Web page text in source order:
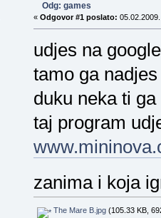
Odg: games
« Odgovor #1 poslato:
udjes na
tamo ga
duku neka ti
taj program
zanima i koja
The Mare B.jpg(105.33 KB,